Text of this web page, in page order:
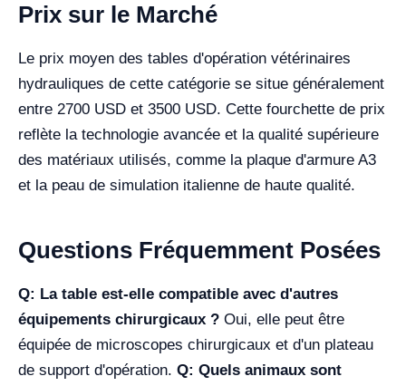
Prix sur le Marché
Le prix moyen des tables d'opération vétérinaires
hydrauliques de cette catégorie se situe généralement
entre 2700 USD et 3500 USD. Cette fourchette de prix
reflète la technologie avancée et la qualité supérieure
des matériaux utilisés, comme la plaque d'armure A3
et la peau de simulation italienne de haute qualité.
Questions Fréquemment Posées
Q: La table est-elle compatible avec d'autres
équipements chirurgicaux ? Oui, elle peut être
équipée de microscopes chirurgicaux et d'un plateau
de support d'opération. Q: Quels animaux sont